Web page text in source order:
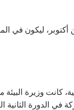
غزواني إلى نواكشوط في 25
كانت وزيرة
الدورة الثانية